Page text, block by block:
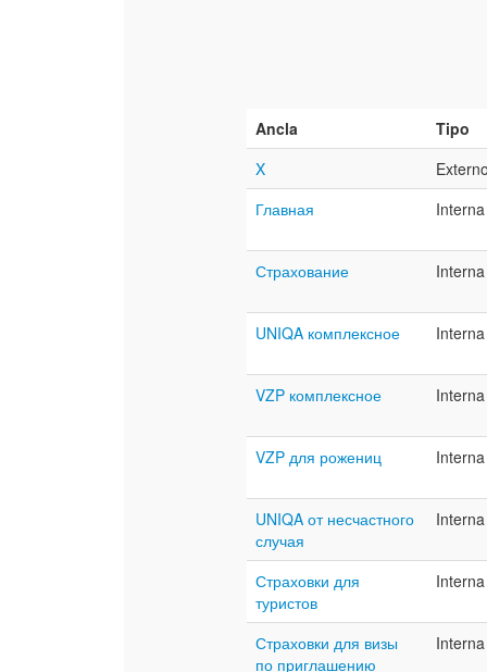
Ancla
Tipo
X
Главная
Interna
Страхование Interna
UNIQA комплексное Interna
VZP комплексное Interna
VZP для рожениц Interna
UNIQA от несчастного
случая
Interna
Страховки для
туристов
Interna
Страховки для визы
по приглашению
Interna